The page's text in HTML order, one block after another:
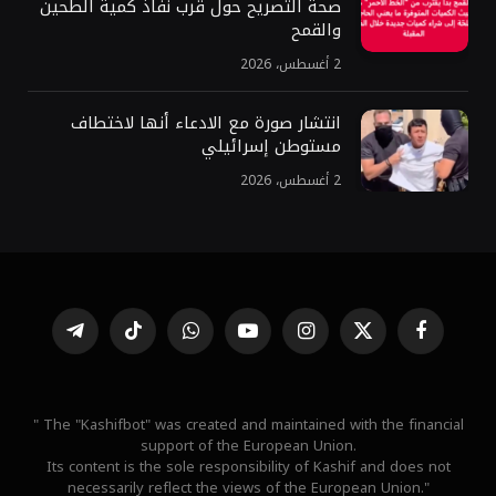
والقمح
2 أغسطس، 2026
انتشار صورة مع الادعاء أنها لاختطاف
مستوطن إسرائيلي
2 أغسطس، 2026
فيسبوك X
(Twitter)
الانستغراميوتيوب واتساب تيكتوك تيلقرام
" The "Kashifbot" was created and maintained with the financial
support of the European Union.
Its content is the sole responsibility of Kashif and does not
necessarily reflect the views of the European Union."